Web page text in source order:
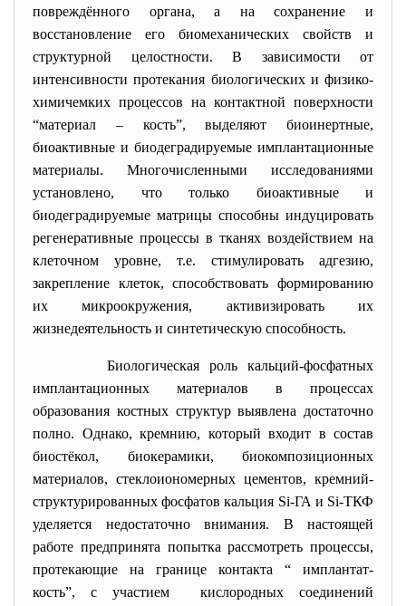
повреждённого органа, а на сохранение и
восстановление его биомеханических свойств и
структурной целостности. В зависимости от
интенсивности протекания биологических и физико-
химичемких процессов на контактной поверхности
“материал – кость”, выделяют биоинертные,
биоактивные и биодеградируемые имплантационные
материалы. Многочисленными исследованиями
установлено, что только биоактивные и
биодеградируемые матрицы способны индуцировать
регенеративные процессы в тканях воздействием на
клеточном уровне, т.е. стимулировать адгезию,
закрепление клеток, способствовать формированию
их микроокружения, активизировать их
жизнедеятельность и синтетическую способность.
Биологическая роль кальций-фосфатных
имплантационных материалов в процессах
образования костных структур выявлена достаточно
полно. Однако, кремнию, который входит в состав
биостёкол, биокерамики, биокомпозиционных
материалов, стеклоиономерных цементов, кремний-
структурированных фосфатов кальция Si-ГА и Si-ТКФ
уделяется недостаточно внимания. В настоящей
работе предпринята попытка рассмотреть процессы,
протекающие на границе контакта “ имплантат-
кость”, с участием кислородных соединений